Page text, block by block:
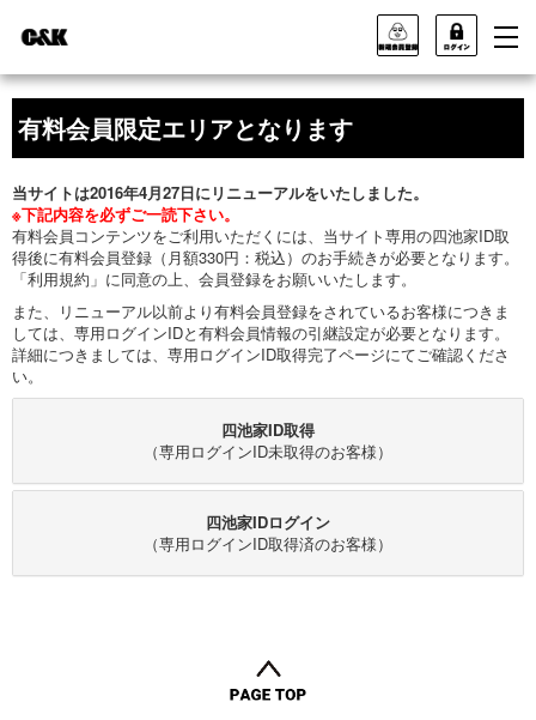
有料会員限定エリアとなります
当サイトは2016年4月27日にリニューアルをいたしました。
※下記内容を必ずご一読下さい。
有料会員コンテンツをご利用いただくには、当サイト専用の四池家ID取
得後に有料会員登録（月額330円：税込）のお手続きが必要となります。
「利用規約」に同意の上、会員登録をお願いいたします。
また、リニューアル以前より有料会員登録をされているお客様につきま
しては、専用ログインIDと有料会員情報の引継設定が必要となります。
詳細につきましては、専用ログインID取得完了ページにてご確認くださ
い。
四池家ID取得
（専用ログインID未取得のお客様）
四池家IDログイン
（専用ログインID取得済のお客様）